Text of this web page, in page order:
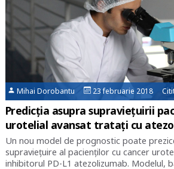
Mihai Dorobantu 23 februarie 2018
Predicția asupra supraviețuirii
urotelial avansat tratați cu
Un nou model de prognostic poate
supraviețuire al pacienților cu cancer
inhibitorul PD-L1 atezolizumab. Modelul,